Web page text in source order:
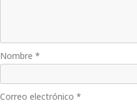
Nombre *
Correo electrónico *